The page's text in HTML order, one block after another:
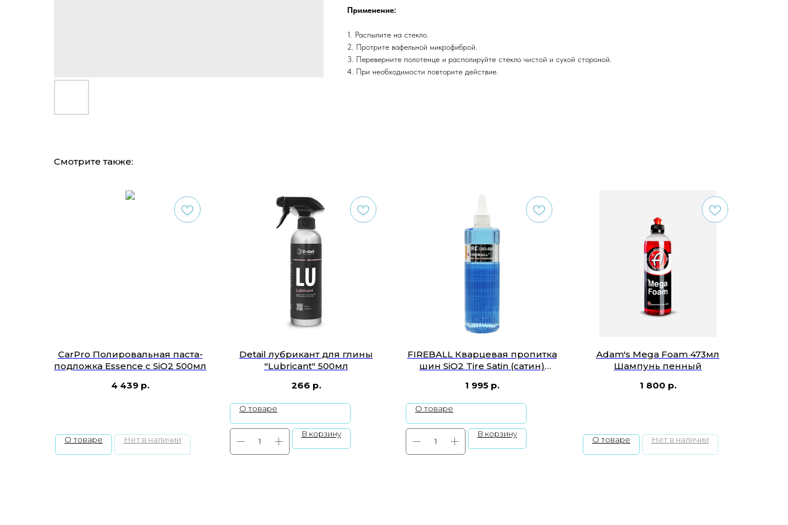
Применение:
1. Распылите на стекло.
2. Протрите вафельной микрофиброй.
3. Переверните полотенце и располируйте стекло чистой и сухой стороной.
4. При необходимости повторите действие.
Смотрите также:
CarPro Полировальная паста-
подложка Essence с SiO2 500мл
4 439 р.
О товаре Нет в наличии
Detail лубрикант для глины
"Lubricant" 500мл
266 р.
О товаре
В корзину
FIREBALL Кварцевая пропитка
шин SiO2 Tire Satin (сатин)
1 995 р.
О товаре
В корзину
Adam's Mega Foam 473мл
Шампунь пенный
1 800 р.
О товаре Нет в наличии